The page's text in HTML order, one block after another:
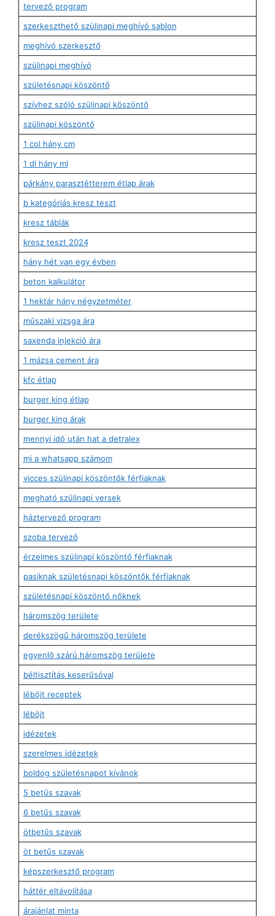
tervező program
szerkeszthető szülinapi meghívó sablon
meghívó szerkesztő
szülinapi meghívó
születésnapi köszöntő
szívhez szóló szülinapi köszöntő
szülinapi köszöntő
1 col hány cm
1 dl hány ml
párkány parasztétterem étlap árak
b kategóriás kresz teszt
kresz táblák
kresz teszt 2024
hány hét van egy évben
beton kalkulátor
1 hektár hány négyzetméter
műszaki vizsga ára
saxenda injekció ára
1 mázsa cement ára
kfc étlap
burger king étlap
burger king árak
mennyi idő után hat a detralex
mi a whatsapp számom
vicces szülinapi köszöntők férfiaknak
megható szülinapi versek
háztervező program
szoba tervező
érzelmes szülinapi köszöntő férfiaknak
pasiknak születésnapi köszöntők férfiaknak
születésnapi köszöntő nőknek
háromszög területe
derékszögű háromszög területe
egyenlő szárú háromszög területe
béltisztítás keserűsóval
léböjt receptek
léböjt
idézetek
szerelmes idézetek
boldog születésnapot kívánok
5 betűs szavak
6 betűs szavak
ötbetűs szavak
öt betűs szavak
képszerkesztő program
háttér eltávolítása
árajánlat minta